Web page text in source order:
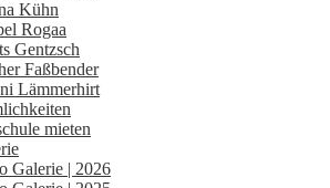
Kühn
Rogaa
Gentzsch
Faßbender
Lämmerhirt
mieten
Galerie | 2026